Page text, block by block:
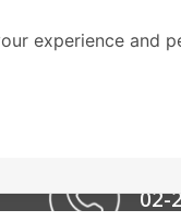
02-
experience and